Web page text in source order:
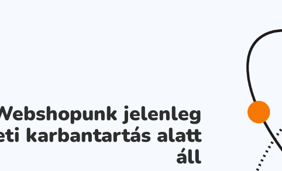
jelenleg
karbantartás alatt
áll